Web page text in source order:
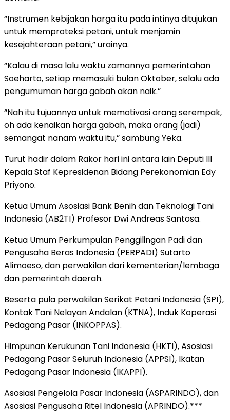
“Instrumen kebijakan harga itu pada intinya ditujukan
untuk memproteksi petani, untuk menjamin
kesejahteraan petani,” urainya.
“Kalau di masa lalu waktu zamannya pemerintahan
Soeharto, setiap memasuki bulan Oktober, selalu ada
pengumuman harga gabah akan naik.”
“Nah itu tujuannya untuk memotivasi orang serempak,
oh ada kenaikan harga gabah, maka orang (jadi)
semangat nanam waktu itu,” sambung Yeka.
Turut hadir dalam Rakor hari ini antara lain Deputi III
Kepala Staf Kepresidenan Bidang Perekonomian Edy
Priyono.
Ketua Umum Asosiasi Bank Benih dan Teknologi Tani
Indonesia (AB2TI) Profesor Dwi Andreas Santosa.
Ketua Umum Perkumpulan Penggilingan Padi dan
Pengusaha Beras Indonesia (PERPADI) Sutarto
Alimoeso, dan perwakilan dari kementerian/lembaga
dan pemerintah daerah.
Beserta pula perwakilan Serikat Petani Indonesia (SPI),
Kontak Tani Nelayan Andalan (KTNA), Induk Koperasi
Pedagang Pasar (INKOPPAS).
Himpunan Kerukunan Tani Indonesia (HKTI), Asosiasi
Pedagang Pasar Seluruh Indonesia (APPSI), Ikatan
Pedagang Pasar Indonesia (IKAPPI).
Asosiasi Pengelola Pasar Indonesia (ASPARINDO), dan
Asosiasi Pengusaha Ritel Indonesia (APRINDO).***